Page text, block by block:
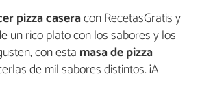
pizza caseracon RecetasGratis y
un rico plato con los sabores y los
con estamasa de pizza
de mil sabores distintos. ¡A